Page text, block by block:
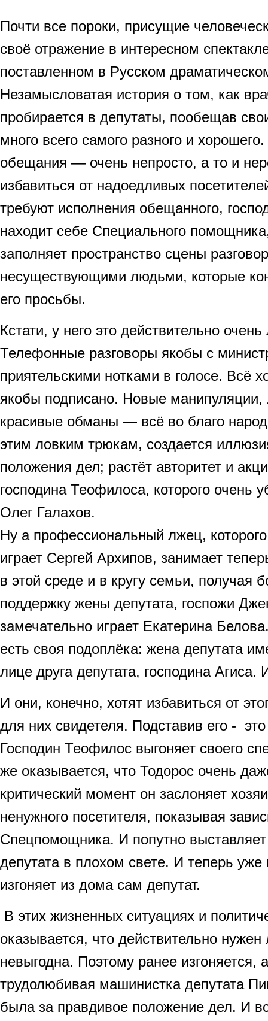
Почти все пороки, присущие
своё отражение в интересном
поставленном в Русском
Незамысловатая история о том, как
пробирается в депутаты, пообещав
много всего самого разного и
обещания — очень непросто, а то и
избавиться от надоедливых
требуют исполнения обещанного,
находит себе Специального
заполняет пространство сцены
несуществующими людьми, которые
его просьбы.
Кстати, у него это действительно
Телефонные разговоры якобы с
приятельскими нотками в голосе. Всё
якобы подписано. Новые
красивые обманы — всё во благо
этим ловким трюкам, создается
положения дел; растёт авторитет и
господина Теофилоса, которого очень
Олег Галахов.
Ну а профессиональный лжец,
играет Сергей Архипов, занимает
в этой среде и в кругу семьи, получая
поддержку жены депутата, госпожи
замечательно играет Екатерина
есть своя подоплёка: жена депутата
лице друга депутата, господина Агиса.
И они, конечно, хотят избавиться от
для них свидетеля. Подставив его -
Господин Теофилос выгоняет своего
же оказывается, что Тодорос очень
критический момент он заслоняет
ненужного посетителя, показывая
Спецпомощника. И попутно выставляет
депутата в плохом свете. И теперь уже
изгоняет из дома сам депутат.
В этих жизненных ситуациях и
оказывается, что действительно
невыгодна. Поэтому ранее изгоняется,
трудолюбивая машинистка депутата
была за правдивое положение дел. И